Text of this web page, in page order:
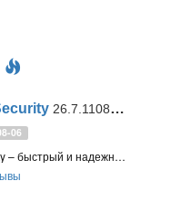
26.7.11086 Final / 26.8.11112 Beta
06
AVG Internet Security – быстрый и надежный комплексный антивирус с облачной и проактивной защитой компьютера, онлайн-активности и конфиденциальных данных. Также предлагает защищенное хранилище данных